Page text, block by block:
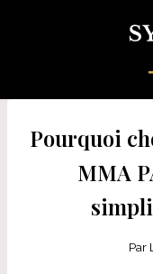
Pourquoi
MMA
Par